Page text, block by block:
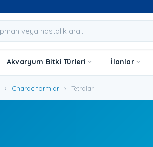
Akvaryum Bitki Türleri İlanlar
› Characiformlar › Tetralar